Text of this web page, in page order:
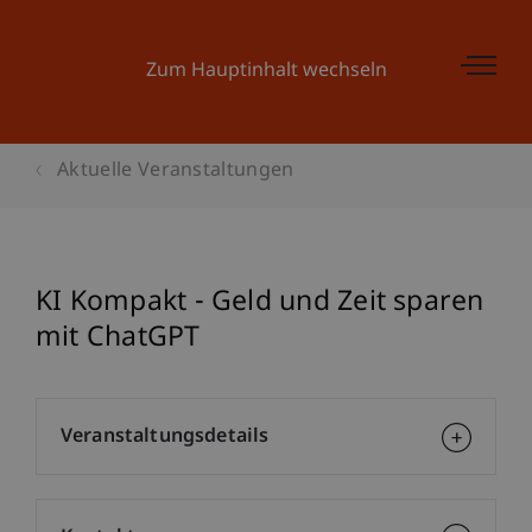
Zum Hauptinhalt wechseln
Aktuelle Veranstaltungen
KI Kompakt - Geld und Zeit sparen
mit ChatGPT
Veranstaltungsdetails